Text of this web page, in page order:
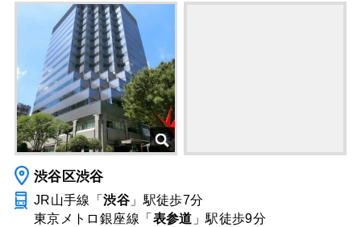
渋谷区渋谷
JR山手線「渋谷 」駅徒歩7分
東京メトロ銀座線「 表参道 」駅徒歩9分